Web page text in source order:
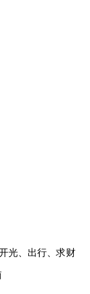
光、出行、求财